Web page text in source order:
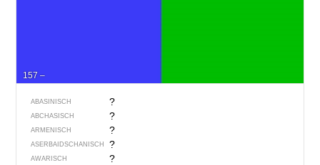
157 –
ABASINISCH ?
ABCHASISCH ?
ARMENISCH ?
ASERBAIDSCHANISCH ?
AWARISCH ?